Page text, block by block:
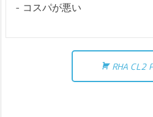
コスパが悪い
RHA CL2